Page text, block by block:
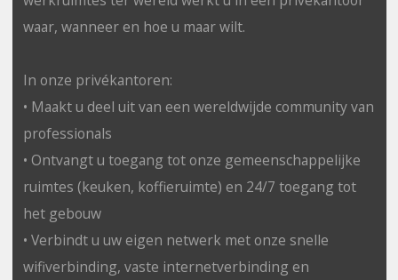
waar, wanneer en hoe u maar wilt.
In onze privékantoren:
• Maakt u deel uit van een wereldwijde community van
professionals
• Ontvangt u toegang tot onze gemeenschappelijke
ruimtes (keuken, koffieruimte) en 24/7 toegang tot
het gebouw
• Verbindt u uw eigen netwerk met onze snelle
wifiverbinding, vaste internetverbinding en